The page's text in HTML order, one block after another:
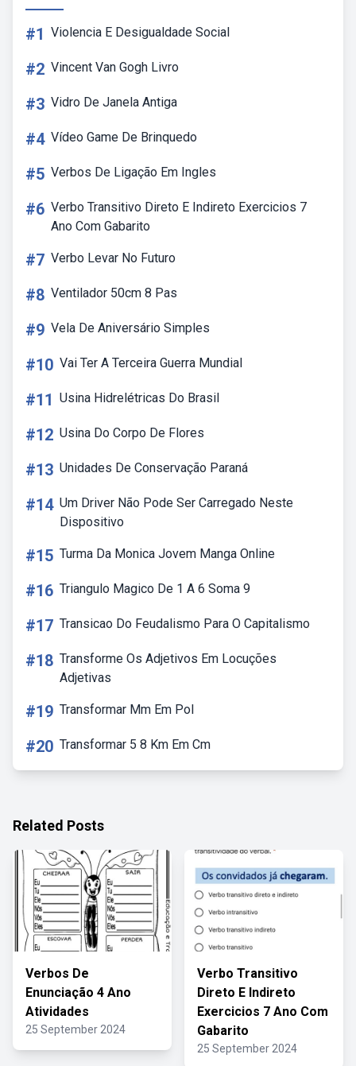
#1 Violencia E Desigualdade Social
#2 Vincent Van Gogh Livro
#3 Vidro De Janela Antiga
#4 Vídeo Game De Brinquedo
#5 Verbos De Ligação Em Ingles
#6 Verbo Transitivo Direto E Indireto Exercicios 7
Ano Com Gabarito
#7 Verbo Levar No Futuro
#8 Ventilador 50cm 8 Pas
#9 Vela De Aniversário Simples
#10 Vai Ter A Terceira Guerra Mundial
#11 Usina Hidrelétricas Do Brasil
#12 Usina Do Corpo De Flores
#13 Unidades De Conservação Paraná
#14 Um Driver Não Pode Ser Carregado Neste
Dispositivo
#15 Turma Da Monica Jovem Manga Online
#16 Triangulo Magico De 1 A 6 Soma 9
#17 Transicao Do Feudalismo Para O Capitalismo
#18 Transforme Os Adjetivos Em Locuções
Adjetivas
#19 Transformar Mm Em Pol
#20 Transformar 5 8 Km Em Cm
Related Posts
Verbos De
Enunciação 4 Ano
Atividades
25 September 2024
Verbo Transitivo
Direto E Indireto
Exercicios 7 Ano Com
Gabarito
25 September 2024